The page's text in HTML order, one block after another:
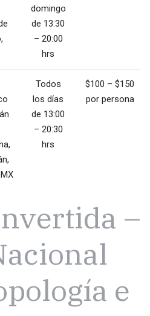
domingo
de 13:30
– 20:00
hrs
Todos
los días
de 13:00
– 20:30
hrs
$100 – $150
por persona
–
e